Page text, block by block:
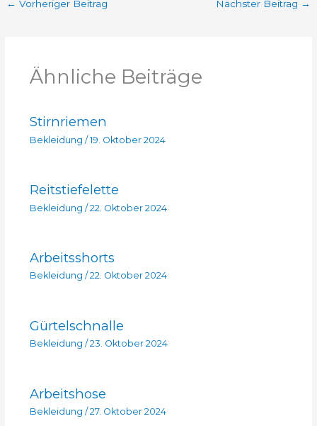
← Vorheriger Beitrag Nächster Beitrag →
Ähnliche Beiträge
Stirnriemen
Bekleidung /19. Oktober 2024
Reitstiefelette
Bekleidung /22. Oktober 2024
Arbeitsshorts
Bekleidung / 22. Oktober 2024
Gürtelschnalle
Bekleidung / 23. Oktober 2024
Arbeitshose
Bekleidung / 27. Oktober 2024